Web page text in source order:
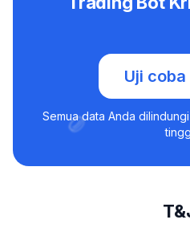
Uji
Semua data Anda